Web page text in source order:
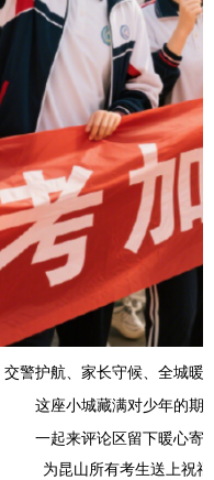
交警护航、家长守候、全城暖
这座小城藏满对少年的期
一起来评论区留下暖心寄
为昆山所有考生送上祝福